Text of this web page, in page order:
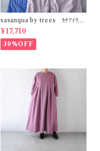
sasanqua by trees ｶｹｱｲﾜﾝ
ﾋﾟｰｽ AN-318
¥17,710
30%OFF